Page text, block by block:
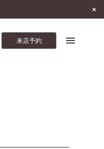
9:30～16:00/ 通話無料
来店予約